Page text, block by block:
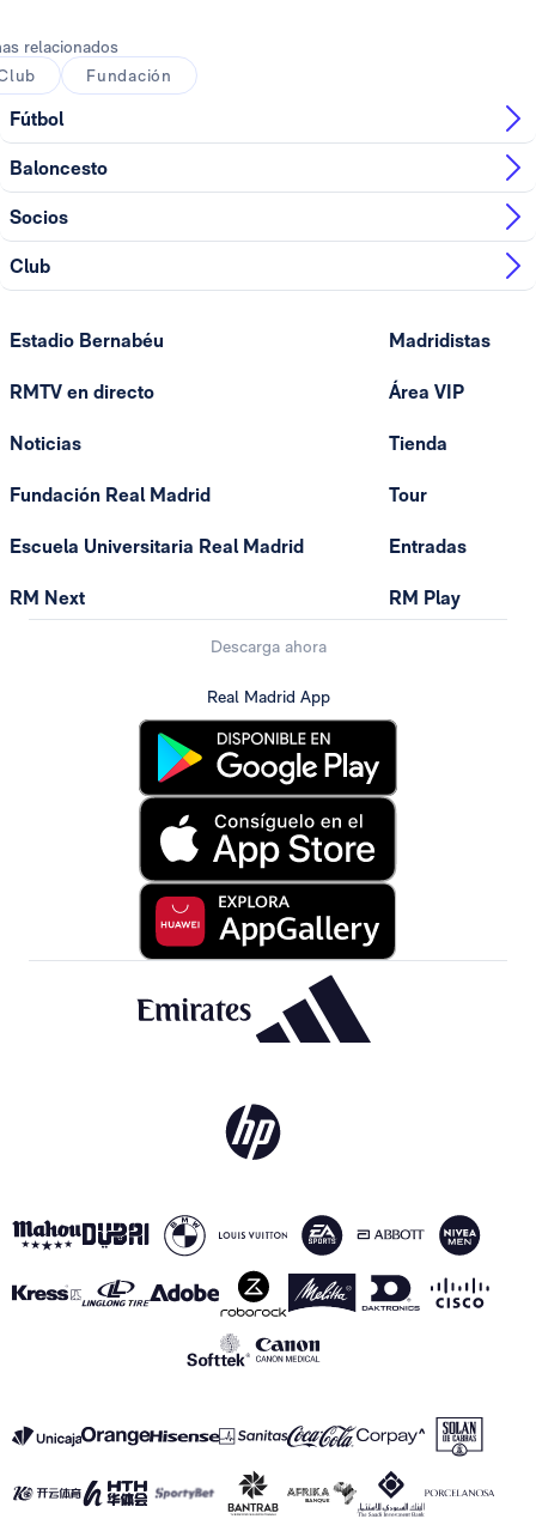
relacionados
Fundación
Fútbol
Baloncesto
Socios
Club
Estadio Bernabéu
RMTV en directo
Noticias
Fundación Real Madrid
Escuela Universitaria Real Madrid
RM Next
Madridistas
Área VIP
Tienda
Tour
Entradas
RM Play
Descarga ahora
Real Madrid App